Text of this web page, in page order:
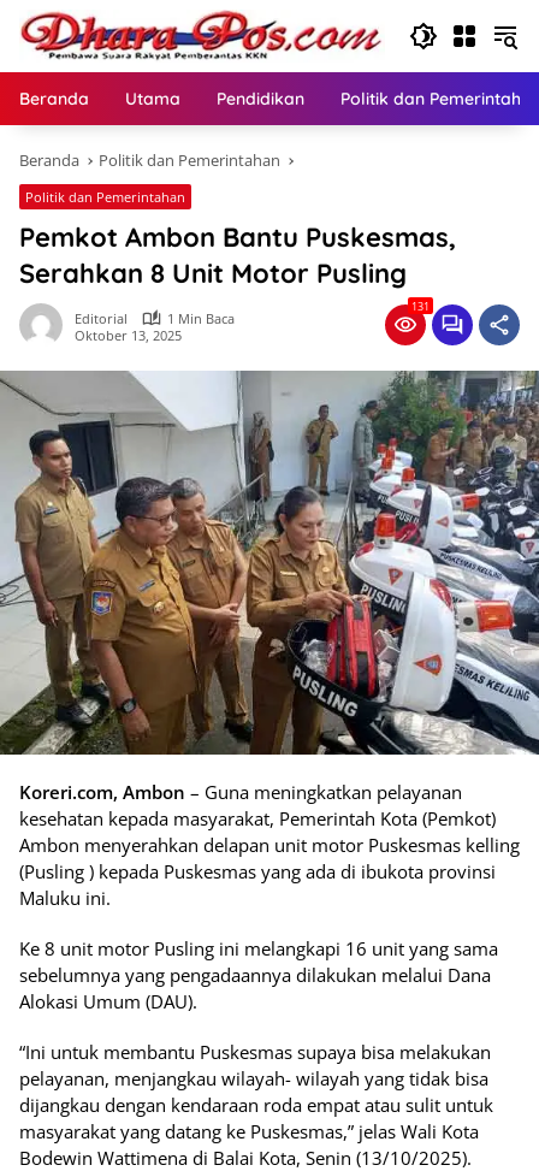
Langsung
konten
Beranda Utama Pendidikan Politik dan
Beranda Politik dan Pemerintahan
Politik dan Pemerintahan
Pemkot Ambon Bantu Puskesmas,
Serahkan 8 Unit Motor Pusling
Editorial
1 Min Baca
Oktober 13, 2025
131
Koreri.com, Ambon – Guna meningkatkan pelayanan
kesehatan kepada masyarakat, Pemerintah Kota (Pemkot)
Ambon menyerahkan delapan unit motor Puskesmas kelling
(Pusling ) kepada Puskesmas yang ada di ibukota provinsi
Maluku ini.
Ke 8 unit motor Pusling ini melangkapi 16 unit yang sama
sebelumnya yang pengadaannya dilakukan melalui Dana
Alokasi Umum (DAU).
“Ini untuk membantu Puskesmas supaya bisa melakukan
pelayanan, menjangkau wilayah- wilayah yang tidak bisa
dijangkau dengan kendaraan roda empat atau sulit untuk
masyarakat yang datang ke Puskesmas,” jelas Wali Kota
Bodewin Wattimena di Balai Kota, Senin (13/10/2025).